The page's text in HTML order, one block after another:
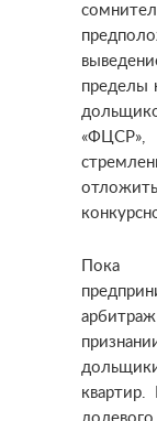
пределы
Пока